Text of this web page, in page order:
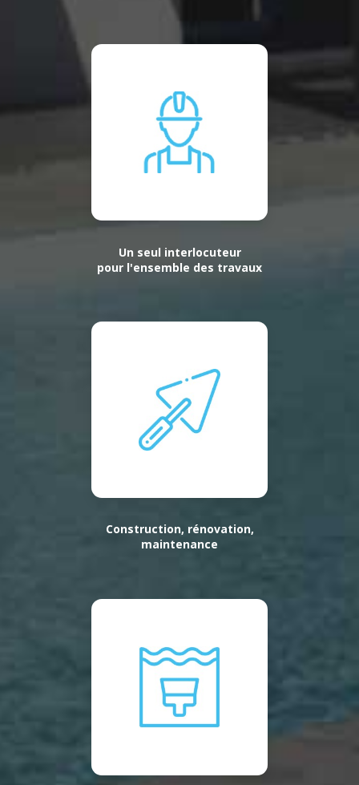
Un seul interlocuteur
pour l'ensemble des travaux
Construction, rénovation,
maintenance